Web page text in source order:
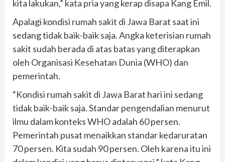
kita lakukan,” kata pria yang kerap disapa Kang Emil.
Apalagi kondisi rumah sakit di Jawa Barat saat ini
sedang tidak baik-baik saja. Angka keterisian rumah
sakit sudah berada di atas batas yang diterapkan
oleh Organisasi Kesehatan Dunia (WHO) dan
pemerintah.
“Kondisi rumah sakit di Jawa Barat hari ini sedang
tidak baik-baik saja. Standar pengendalian menurut
ilmu dalam konteks WHO adalah 60 persen.
Pemerintah pusat menaikkan standar kedaruratan
70 persen. Kita sudah 90 persen. Oleh karena itu ini